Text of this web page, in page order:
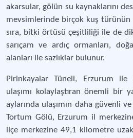
akarsular, gölün su kaynaklarını
mevsimlerinde birçok kuş türünün
sıra, bitki örtüsü çeşitliliği ile de
sarıçam ve ardıç ormanları,
alanları ile sazlıklar bulunur​​.
Pirinkayalar Tüneli, Erzurum ile
ulaşımı kolaylaştıran önemli bir
aylarında ulaşımın daha güvenli
Tortum Gölü, Erzurum il
ilçe merkezine 49,1 kilometre